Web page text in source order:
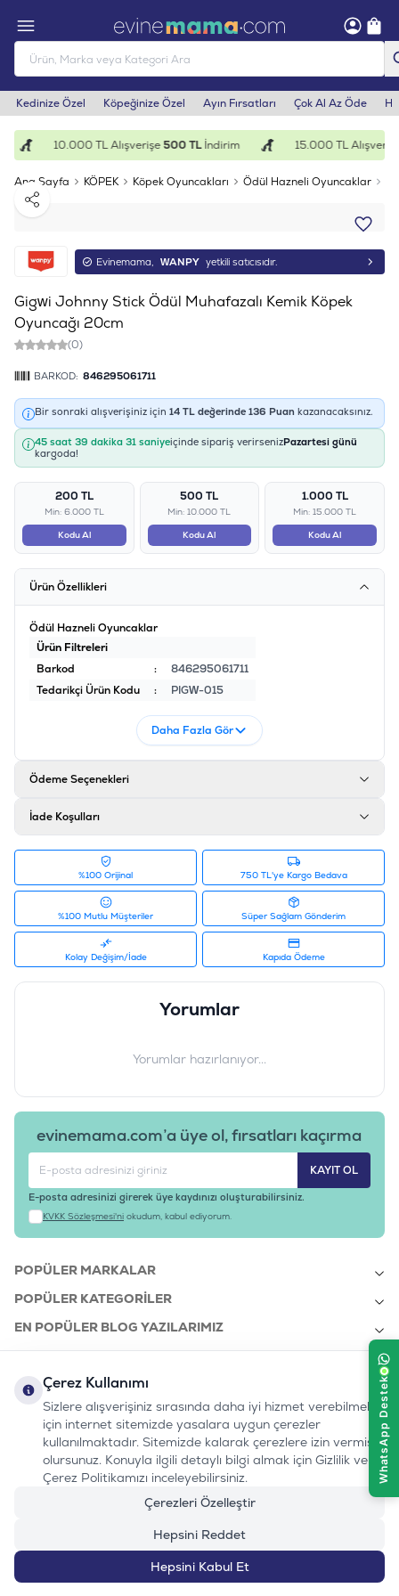
Kedinize Özel Köpeğinize Özel Ayın Fırsatları Çok Al Az Öde
10.000 TL Alışverişe500 TLİndirim 15.000 TL Alışverişe
Ana Sayfa KÖPEK Köpek Oyuncakları Ödül Hazneli Oyuncaklar
Paylaş
Evinemama, WANPY yetkili satıcısıdır.
Gigwi Johnny Stick Ödül Muhafazalı Kemik Köpek
Oyuncağı 20cm
(0)
BARKOD: 846295061711
Bir sonraki alışverişiniz için 14 TL değerinde 136 Puan kazanacaksınız.
45 saat 39 dakika 31 saniyeiçinde sipariş verirsenizPazartesi günü
kargoda!
200 TL
Min: 6.000 TL
Kodu Al
500 TL
Min: 10.000 TL
Kodu Al
1.000 TL
Min: 15.000 TL
Kodu Al
Ürün Özellikleri
Ödül Hazneli Oyuncaklar
Ürün Filtreleri
Barkod
:
846295061711
Tedarikçi Ürün Kodu
: PIGW-015
Daha Fazla Gör
Ödeme Seçenekleri
İade Koşulları
%100 Orijinal 750 TL'ye Kargo Bedava
%100 Mutlu Müşteriler Süper Sağlam Gönderim
Kolay Değişim/İade Kapıda Ödeme
Yorumlar
Yorumlar hazırlanıyor...
evinemama.com’a üye ol, fırsatları kaçırma
KAYIT OL
E-posta adresinizi girerek üye kaydınızı oluşturabilirsiniz.
KVKK Sözleşmesi'ni okudum, kabul ediyorum.
POPÜLER MARKALAR
POPÜLER KATEGORILER
EN POPÜLER BLOG YAZILARIMIZ
KURUMSAL
bizi takip edin:
Instagram
Youtube
TiktokFacebook
Linkedin
www.evinemama.com
0232 7000 212
%100 MUTLU
MÜŞTERI HATTI
Çerez Kullanımı
Sizlere alışverişiniz sırasında daha iyi hizmet verebilmek
için internet sitemizde yasalara uygun çerezler
kullanılmaktadır. Sitemizde kalarak çerezlere izin vermiş
olursunuz. Konuyla ilgili detaylı bilgi almak için Gizlilik ve
Çerez Politikamızı inceleyebilirsiniz.
Çerezleri Özelleştir
Hepsini Reddet
Hepsini Kabul Et